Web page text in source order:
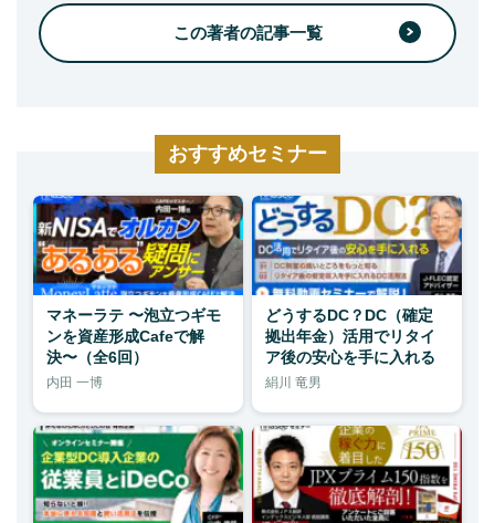
この著者の記事一覧
おすすめセミナー
マネーラテ 〜泡立つギモ
ンを資産形成Cafeで解
決〜（全6回）
内田 一博
どうするDC？DC（確定
拠出年金）活用でリタイ
ア後の安心を手に入れる
絹川 竜男